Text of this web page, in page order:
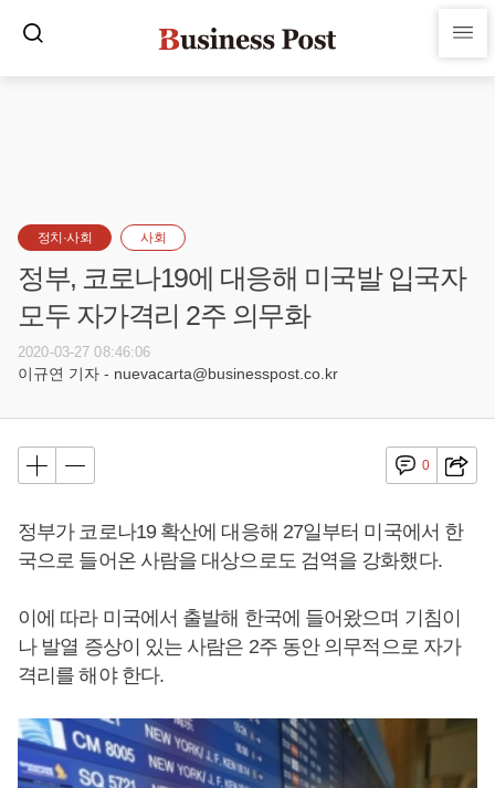
정치·사회 사회
정부, 코로나19에 대응해 미국발 입국자
모두 자가격리 2주 의무화
2020-03-27 08:46:06
이규연 기자 - nuevacarta@businesspost.co.kr
0
정부가 코로나19 확산에 대응해 27일부터 미국에서 한
국으로 들어온 사람을 대상으로도 검역을 강화했다.
이에 따라 미국에서 출발해 한국에 들어왔으며 기침이
나 발열 증상이 있는 사람은 2주 동안 의무적으로 자가
격리를 해야 한다.